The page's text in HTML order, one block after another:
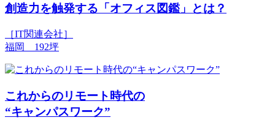
創造力を触発する「オフィス図鑑」とは？
［IT関連会社］
福岡 192坪
これからのリモート時代の
“キャンパスワーク”